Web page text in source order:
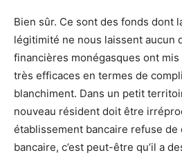
Bien sûr. Ce sont des fonds dont
légitimité ne nous laissent aucun
financières monégasques ont
très efficaces en termes de
blanchiment. Dans un petit
nouveau résident doit être
établissement bancaire refuse
bancaire, c’est peut-être qu’il a